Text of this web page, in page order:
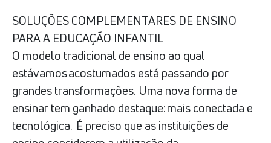
SOLUÇÕES COMPLEMENTARES DE ENSINO
PARA A EDUCAÇÃO INFANTIL
O modelo tradicional de ensino ao qual
estávamos acostumados está passando por
grandes transformações. Uma nova forma de
ensinar tem ganhado destaque: mais conectada e
tecnológica. É preciso que as instituições de